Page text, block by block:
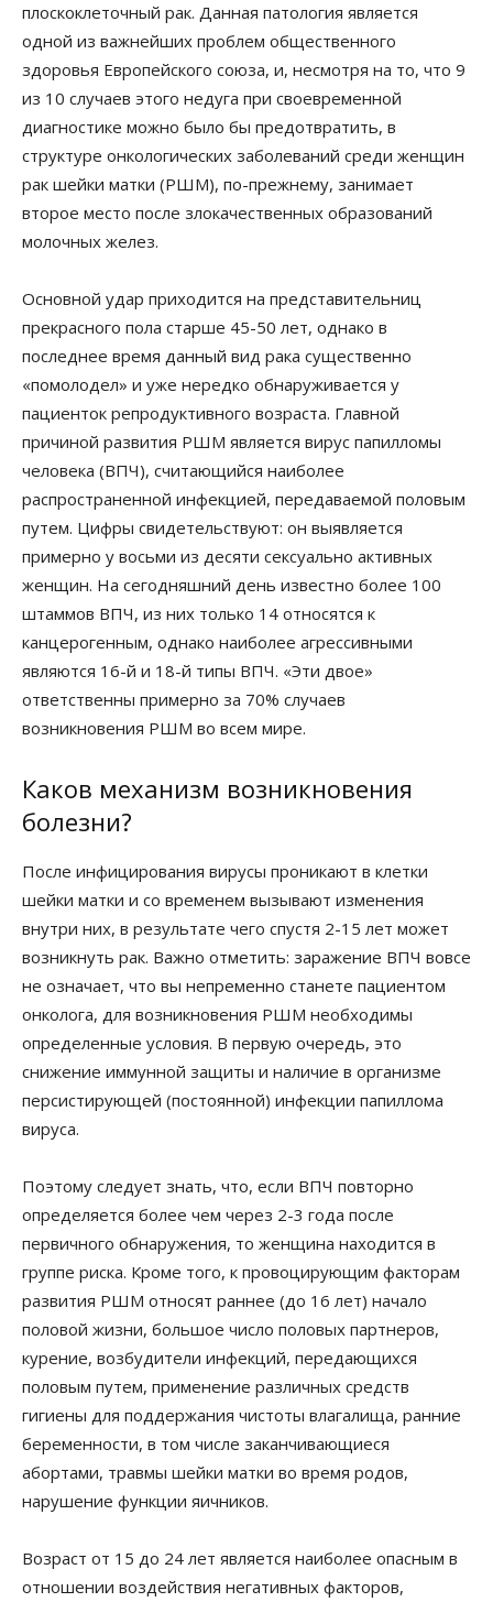
плоскоклеточный рак. Данная патология является
одной из важнейших проблем общественного
здоровья Европейского союза, и, несмотря на то, что 9
из 10 случаев этого недуга при своевременной
диагностике можно было бы предотвратить, в
структуре онкологических заболеваний среди женщин
рак шейки матки (РШМ), по-прежнему, занимает
второе место после злокачественных образований
молочных желез.
Основной удар приходится на представительниц
прекрасного пола старше 45-50 лет, однако в
последнее время данный вид рака существенно
«помолодел» и уже нередко обнаруживается у
пациенток репродуктивного возраста. Главной
причиной развития РШМ является вирус папилломы
человека (ВПЧ), считающийся наиболее
распространенной инфекцией, передаваемой половым
путем. Цифры свидетельствуют: он выявляется
примерно у восьми из десяти сексуально активных
женщин. На сегодняшний день известно более 100
штаммов ВПЧ, из них только 14 относятся к
канцерогенным, однако наиболее агрессивными
являются 16-й и 18-й типы ВПЧ. «Эти двое»
ответственны примерно за 70% случаев
возникновения РШМ во всем мире.
Каков механизм возникновения
болезни?
После инфицирования вирусы проникают в клетки
шейки матки и со временем вызывают изменения
внутри них, в результате чего спустя 2-15 лет может
возникнуть рак. Важно отметить: заражение ВПЧ вовсе
не означает, что вы непременно станете пациентом
онколога, для возникновения РШМ необходимы
определенные условия. В первую очередь, это
снижение иммунной защиты и наличие в организме
персистирующей (постоянной) инфекции папиллома
вируса.
Поэтому следует знать, что, если ВПЧ повторно
определяется более чем через 2-3 года после
первичного обнаружения, то женщина находится в
группе риска. Кроме того, к провоцирующим факторам
развития РШМ относят раннее (до 16 лет) начало
половой жизни, большое число половых партнеров,
курение, возбудители инфекций, передающихся
половым путем, применение различных средств
гигиены для поддержания чистоты влагалища, ранние
беременности, в том числе заканчивающиеся
абортами, травмы шейки матки во время родов,
нарушение функции яичников.
Возраст от 15 до 24 лет является наиболее опасным в
отношении воздействия негативных факторов,